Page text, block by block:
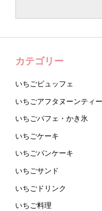
カテゴリー
いちごビュッフェ
いちごアフタヌーンティー
いちごパフェ・かき氷
いちごケーキ
いちごパンケーキ
いちごサンド
いちごドリンク
いちご料理